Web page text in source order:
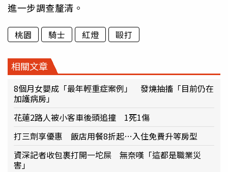
進一步調查釐清。
桃園 騎士 紅燈 毆打
相關文章
8個月女嬰成「最年輕重症案例」 發燒抽搐「目前仍在
加護病房」
花蓮2路人被小客車後頭追撞 1死1傷
打三劑享優惠 飯店用餐8折起…入住免費升等房型
資深記者收包裹打開一坨屎 無奈嘆「這都是職業災
害」